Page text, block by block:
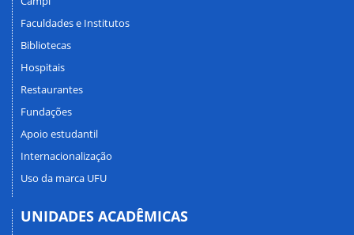
Faculdades e Institutos
Bibliotecas
Hospitais
Restaurantes
Fundações
Apoio estudantil
Internacionalização
Uso da marca UFU
UNIDADES ACADÊMICAS